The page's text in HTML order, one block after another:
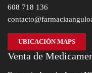
608 718 136
UBICACIÓN MAPS
Venta de